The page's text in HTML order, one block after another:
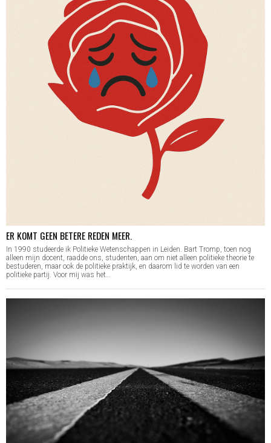
ER KOMT GEEN BETERE REDEN MEER.
In 1990 studeerde ik Politieke Wetenschappen in Leiden. Bart Tromp, toen nog
alleen mijn docent, raadde ons, studenten, aan om niet alleen politieke theorie te
bestuderen, maar ook de politieke praktijk, en daarom lid te worden van een
politieke partij. Voor mij was het…